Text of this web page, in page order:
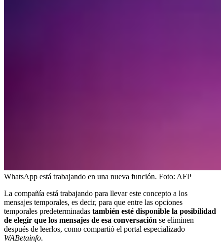
WhatsApp está trabajando en una nueva función. Foto: AFP
La compañía está trabajando para llevar este concepto a los
mensajes temporales, es decir, para que entre las opciones
temporales predeterminadas también esté disponible la posibilidad
de elegir que los mensajes de esa conversación se eliminen
después de leerlos, como compartió el portal especializado
WABetainfo.